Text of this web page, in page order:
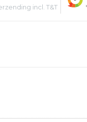
incl. T&T